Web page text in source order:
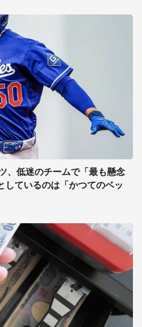
、低迷のチームで「最も懸念
しているのは「かつてのベッ